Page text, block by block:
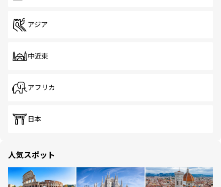
アジア
中近東
アフリカ
日本
人気スポット